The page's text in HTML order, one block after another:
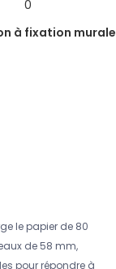
à fixation murale
le papier de 80
de 58 mm,
pour répondre à